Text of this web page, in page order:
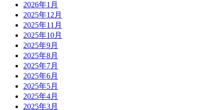
2026年1月
2025年12月
2025年11月
2025年10月
2025年9月
2025年8月
2025年7月
2025年6月
2025年5月
2025年4月
2025年3月